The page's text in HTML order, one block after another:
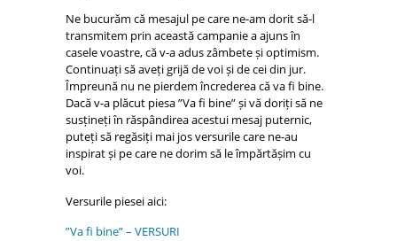
Ne bucurăm că mesajul pe care ne-am dorit să-l
transmitem prin această campanie a ajuns în
casele voastre, că v-a adus zâmbete și optimism.
Continuați să aveți grijă de voi și de cei din jur.
Împreună nu ne pierdem încrederea că va fi bine.
Dacă v-a plăcut piesa ”Va fi bine” și vă doriți să ne
susțineți în răspândirea acestui mesaj puternic,
puteți să regăsiți mai jos versurile care ne-au
inspirat și pe care ne dorim să le împărtășim cu
voi.
Versurile piesei aici:
”Va fi bine” – VERSURI